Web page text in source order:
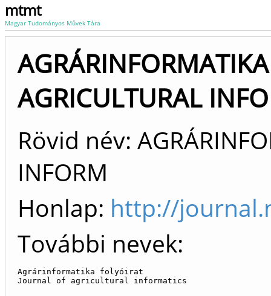
mtmt
Magyar Tudományos Művek Tára
AGRICULTURAL
Rövid név:
INFORM
Honlap: http://
További nevek:
Agrárinformatika folyóirat
Journal of agricultural informatics